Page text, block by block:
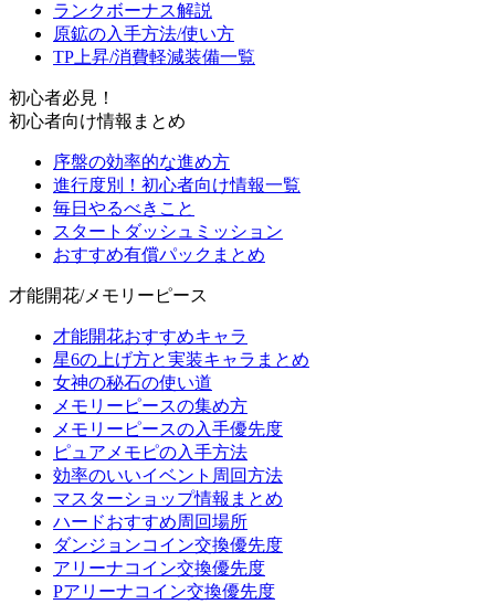
ランクボーナス解説
原鉱の入手方法/使い方
TP上昇/消費軽減装備一覧
初心者必見！
初心者向け情報まとめ
序盤の効率的な進め方
進行度別！初心者向け情報一覧
毎日やるべきこと
スタートダッシュミッション
おすすめ有償パックまとめ
才能開花/メモリーピース
才能開花おすすめキャラ
星6の上げ方と実装キャラまとめ
女神の秘石の使い道
メモリーピースの集め方
メモリーピースの入手優先度
ピュアメモピの入手方法
効率のいいイベント周回方法
マスターショップ情報まとめ
ハードおすすめ周回場所
ダンジョンコイン交換優先度
アリーナコイン交換優先度
Pアリーナコイン交換優先度